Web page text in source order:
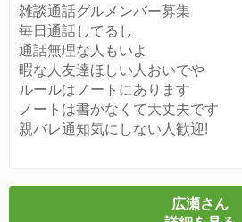
雑談通話グルメンバー募集
毎日通話してるし
通話無理な人もいよ
暇な人友達ほしい人おいでや
ルールはノートにあります
ノートは書かなくて大丈夫です
親バレ通知気にしない人歓迎!
広瀬さん